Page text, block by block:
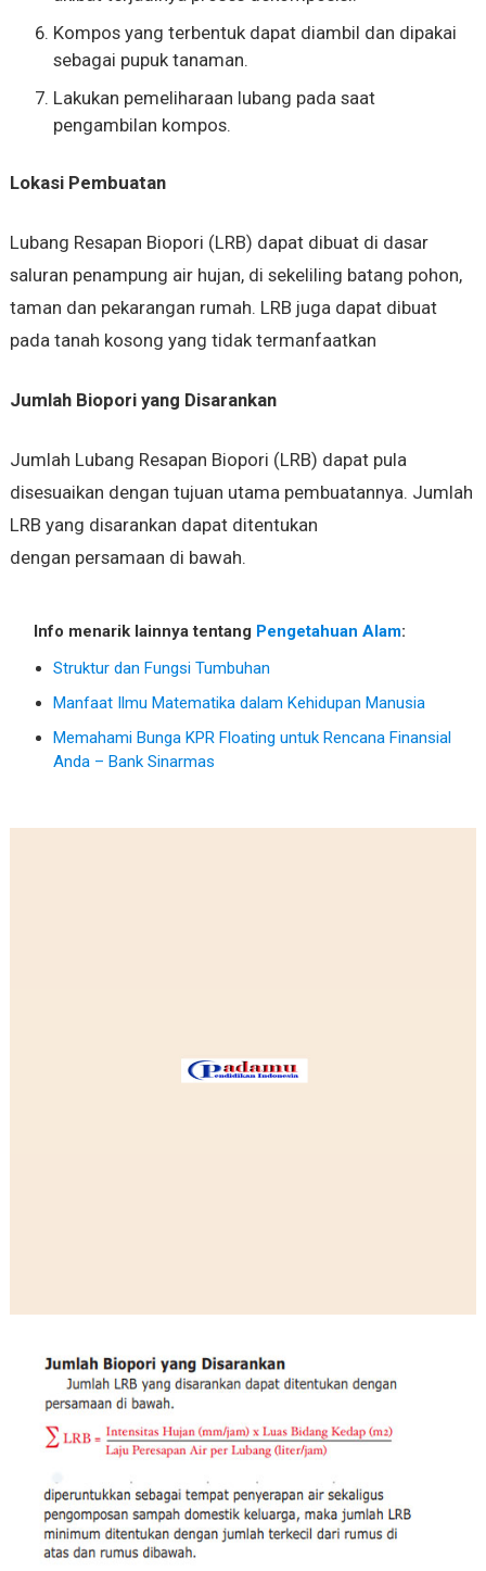
Kompos yang terbentuk dapat diambil dan dipakai
sebagai pupuk tanaman.
Lakukan pemeliharaan lubang pada saat
pengambilan kompos.
Lokasi Pembuatan
Lubang Resapan Biopori (LRB) dapat dibuat di dasar
saluran penampung air hujan, di sekeliling batang pohon,
taman dan pekarangan rumah. LRB juga dapat dibuat
pada tanah kosong yang tidak termanfaatkan
Jumlah Biopori yang Disarankan
Jumlah Lubang Resapan Biopori (LRB) dapat pula
disesuaikan dengan tujuan utama pembuatannya. Jumlah
LRB yang disarankan dapat ditentukan
dengan persamaan di bawah.
Info menarik lainnya tentang Pengetahuan Alam:
Struktur dan Fungsi Tumbuhan
Manfaat Ilmu Matematika dalam Kehidupan Manusia
Memahami Bunga KPR Floating untuk Rencana Finansial
Anda – Bank Sinarmas